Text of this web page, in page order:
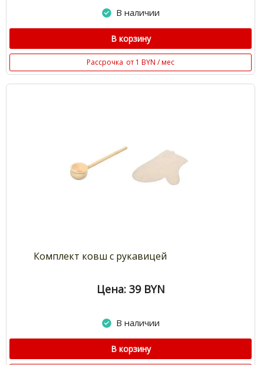
В наличии
В корзину
Рассрочка от 1 BYN / мес
Комплект ковш с рукавицей
Цена: 39 BYN
В наличии
В корзину